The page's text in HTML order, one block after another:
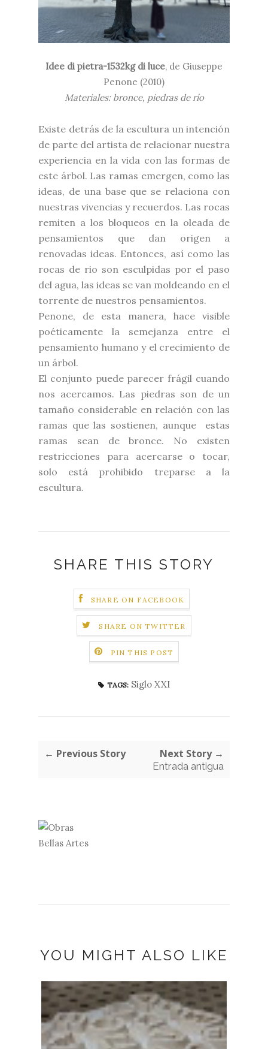
Idee di pietra-1532kg di luce, de Giuseppe
Penone (2010)
Materiales: bronce, piedras de río
Existe detrás de la escultura un intención
de parte del artista de relacionar nuestra
experiencia en la vida con las formas de
este árbol. Las ramas emergen, como las
ideas, de una base que se relaciona con
nuestras vivencias y recuerdos. Las rocas
remiten a los bloqueos en la oleada de
pensamientos que dan origen a
renovadas ideas. Entonces, así como las
rocas de rio son esculpidas por el paso
del agua, las ideas se van moldeando en el
torrente de nuestros pensamientos.
Penone, de esta manera, hace visible
poéticamente la semejanza entre el
pensamiento humano y el crecimiento de
un árbol.
El conjunto puede parecer frágil cuando
nos acercamos. Las piedras son de un
tamaño considerable en relación con las
ramas que las sostienen, aunque estas
ramas sean de bronce. No existen
restricciones para acercarse o tocar,
solo está prohibido treparse a la
escultura.
SHARE THIS STORY
SHARE ON FACEBOOK
SHARE ON TWITTER
PIN THIS POST
TAGS: Siglo XXI
← Previous Story Next Story →
Entrada antigua
YOU MIGHT ALSO LIKE